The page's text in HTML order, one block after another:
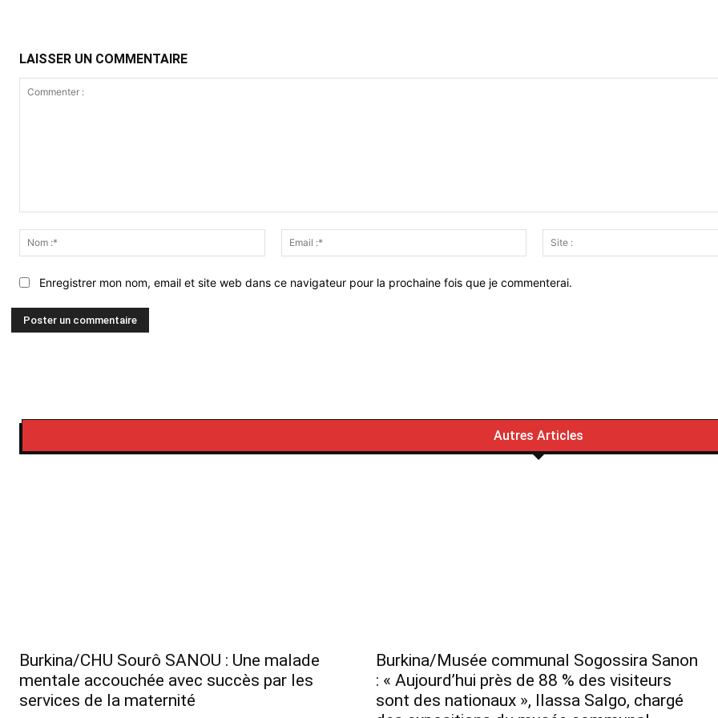
LAISSER UN COMMENTAIRE
:*
Email
:*
Enregistrer mon nom, email et site web dans ce navigateur pour la prochaine fois que je commenterai.
Autres Articles
Burkina/CHU Sourô SANOU : Une malade
mentale accouchée avec succès par les
services de la maternité
Burkina/Musée communal Sogossira Sanon
: « Aujourd’hui près de 88 % des visiteurs
sont des nationaux », Ilassa Salgo, chargé